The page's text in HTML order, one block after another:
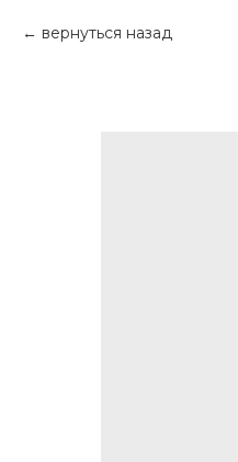
вернуться назад